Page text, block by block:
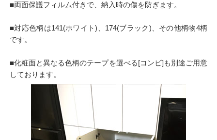
■両面保護フィルム付きで、納入時の傷を防ぎます。
■対応色柄は141(ホワイト)、174(ブラック)、その他柄物4柄
です。
■化粧面と異なる色柄のテープを選べる[コンビ]も別途ご用意
しております。